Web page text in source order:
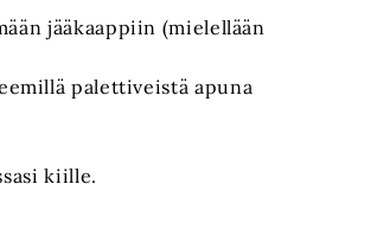
jääkaappiin (mielellään
palettiveistä apuna
kiille.